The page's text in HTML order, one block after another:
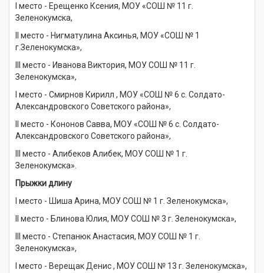
I место - Ерещенко Ксения, МОУ «СОШ № 11 г.
Зеленокумска,
II место - Нигматулина Аксинья, МОУ «СОШ № 1
г.Зеленокумска»,
III место - Иванова Виктория, МОУ СОШ № 11 г.
Зеленокумска»,
I место - Смирнов Кирилл , МОУ «СОШ № 6 с. Солдато-
Александровского Советского района»,
II место - Кононов Савва, МОУ «СОШ № 6 с. Солдато-
Александровского Советского района»,
III место - Алибеков Алибек, МОУ СОШ № 1 г.
Зеленокумска».
Прыжки длину
I место - Шиша Арина, МОУ СОШ № 1 г. Зеленокумска»,
II место - Блинова Юлия, МОУ СОШ № 3 г. Зеленокумска»,
III место - Степанюк Анастасия, МОУ СОШ № 1 г.
Зеленокумска»,
I место - Верещак Денис , МОУ СОШ № 13 г. Зеленокумска»,